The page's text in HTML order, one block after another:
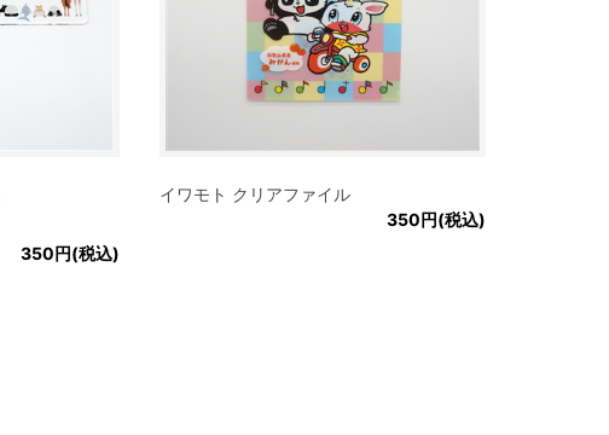
350円(税込)
イワモト クリアファイル
350円(税込)